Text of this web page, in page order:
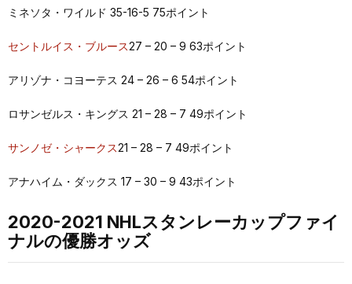
ミネソタ・ワイルド 35-16-5 75ポイント
セントルイス・ブルース27 – 20 – 9 63ポイント
アリゾナ・コヨーテス 24 – 26 – 6 54ポイント
ロサンゼルス・キングス 21 – 28 – 7 49ポイント
サンノゼ・シャークス21 – 28 – 7 49ポイント
アナハイム・ダックス 17 – 30 – 9 43ポイント
2020-2021 NHLスタンレーカップファイ
ナルの優勝オッズ